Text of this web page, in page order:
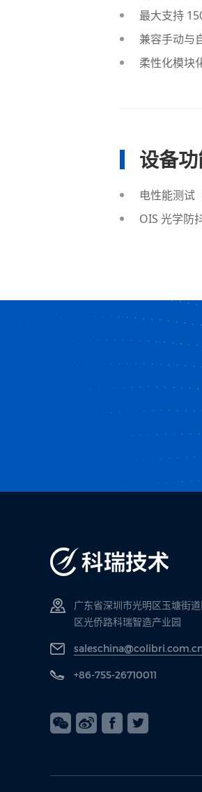
最大支持
兼容手动与
柔性化模块
设备
电性能测试
OIS 光学防
广东省深圳市光明区玉塘街
区光侨路科瑞智造产业园
+86-755-26710011